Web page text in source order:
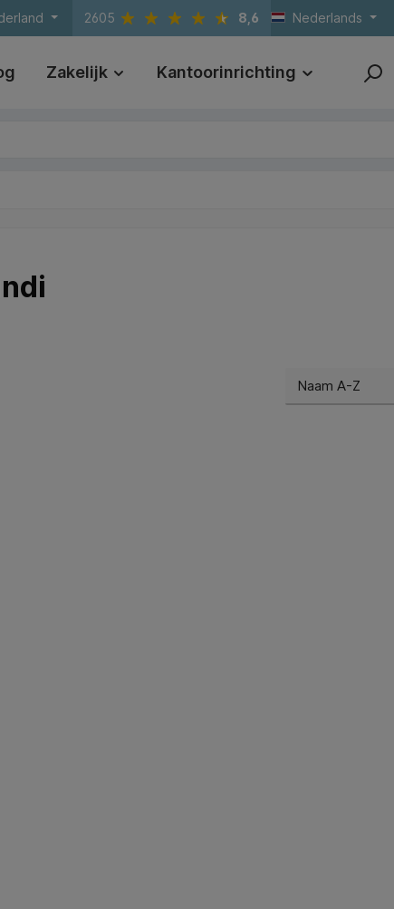
2605 8,6 Nederlands
Zakelijk Kantoorinrichting Print